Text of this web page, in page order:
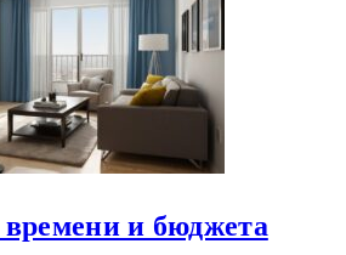
и бюджета